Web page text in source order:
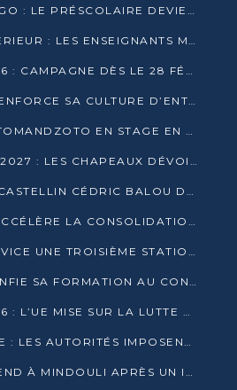
ÉDUCATION AU CONGO : LE PRÉSCOLAIRE DEVIENT OBLIGATOIRE, LE BTS CONSACRÉ DIPLÔME D’ÉTAT
ENSEIGNEMENT SUPÉRIEUR : LES ENSEIGNANTS MAINTIENNENT LA GRÈVE ET EXIGENT UN ACCORD ÉCRIT AVEC L’ÉTAT
PRÉSIDENTIELLE 2026 : CAMPAGNE DÈS LE 28 FÉVRIER, SCRUTIN LES 12 ET 15 MARS
CONGO TERMINAL RENFORCE SA CULTURE D’ENTREPRISE AVEC LE PROGRAMME « WIN TOGETHER »
FOOTBALL : BOREL TOMANDZOTO EN STAGE EN ESPAGNE AVEC POLISSYA FC
ÉLIMINATOIRES CAN 2027 : LES CHAPEAUX DÉVOILÉS, LE CONGO FIXÉ SUR SON SORT
PROPOS DU DGSP : CASTELLIN CÉDRIC BALOU DÉNONCE DES PROPOS INTIMIDANTS
SANTÉ : LE CONGO ACCÉLÈRE LA CONSOLIDATION DE L’OFFRE DE SOINS
LA LCDE MET EN SERVICE UNE TROISIÈME STATION D’EAU POTABLE À MFILOU
FOOTBALL : L’OL CONFIE SA FORMATION AU CONGOLAIS CHRISTIAN BASSILA
PRÉSIDENTIELLE 2026 : L’UE MISE SUR LA LUTTE CONTRE LA DÉSINFORMATION
PRIX DU GAZ BUTANE : LES AUTORITÉS IMPOSENT LE RESPECT DES PRIX RÉGLEMENTÉS
POOL : LA VIE REPREND À MINDOULI APRÈS UN INCIDENT ARMÉ SUR LA RN1